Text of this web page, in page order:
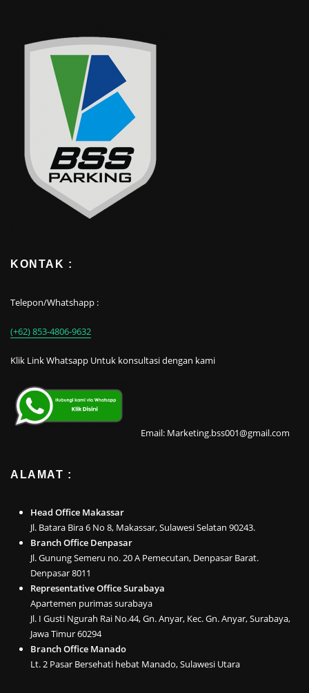
KONTAK :
Telepon/Whatshapp :
(+62) 853-4806-9632
Klik Link Whatsapp Untuk konsultasi dengan kami
Email: Marketing.bss001@gmail.com
ALAMAT :
Head Office Makassar
Jl. Batara Bira 6 No 8, Makassar, Sulawesi Selatan 90243.
Branch Office Denpasar
Jl. Gunung Semeru no. 20 A Pemecutan, Denpasar Barat.
Denpasar 8011
Representative Office Surabaya
Apartemen purimas surabaya
Jl. I Gusti Ngurah Rai No.44, Gn. Anyar, Kec. Gn. Anyar, Surabaya,
Jawa Timur 60294
Branch Office Manado
Lt. 2 Pasar Bersehati hebat Manado, Sulawesi Utara